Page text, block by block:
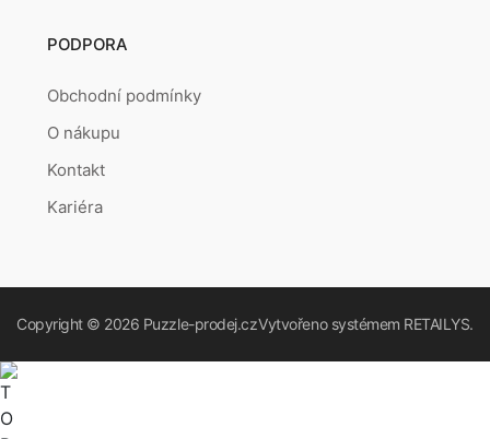
PODPORA
Obchodní podmínky
O nákupu
Kontakt
Kariéra
Copyright © 2026 Puzzle-prodej.czVytvořeno systémem RETAILYS.